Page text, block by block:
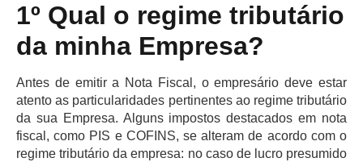
1º Qual o regime tributário
da minha Empresa?
Antes de emitir a Nota Fiscal, o empresário deve estar
atento as particularidades pertinentes ao regime tributário
da sua Empresa. Alguns impostos destacados em nota
fiscal, como PIS e COFINS, se alteram de acordo com o
regime tributário da empresa: no caso de lucro presumido